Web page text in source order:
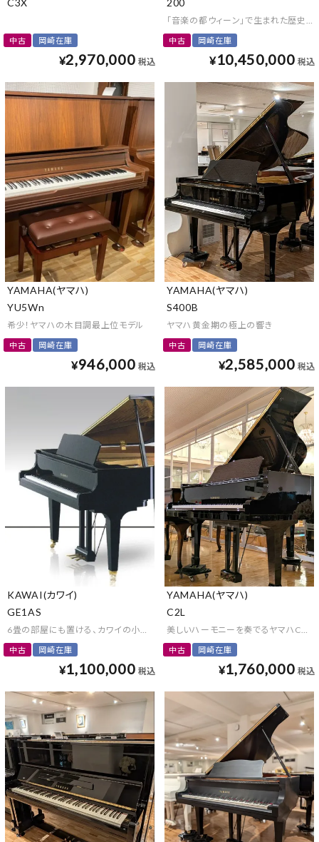
C3X
中古 岡崎在庫
¥2,970,000 税込
200
「音楽の都ウィーン」で生まれた歴史
中古 岡崎在庫
¥10,450,000 税込
YAMAHA(ヤマハ)
YU5Wn
希少！ヤマハの木目調最上位モデル
中古 岡崎在庫
¥946,000 税込
YAMAHA(ヤマハ)
S400B
ヤマハ黄金期の極上の響き
中古 岡崎在庫
¥2,585,000 税込
KAWAI(カワイ)
GE1AS
6畳の部屋にも置ける、カワイの小型グランドピアノ
中古 岡崎在庫
¥1,100,000 税込
YAMAHA(ヤマハ)
C2L
美しいハーモニーを奏でるヤマハCシ
中古 岡崎在庫
¥1,760,000 税込